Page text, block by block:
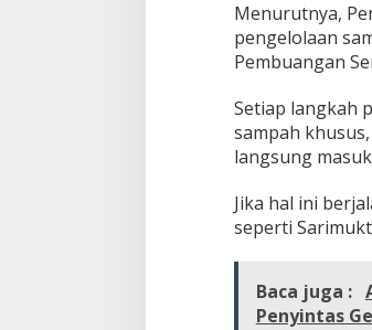
Menurutnya,
pengelolaan
Pembuangan
Setiap langkah
sampah
langsung
Jika hal ini
seperti
Baca juga :
Penyintas